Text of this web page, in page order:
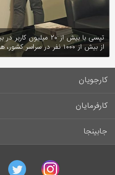
از بیش از ۱۰۰۰ نفر در سراسر کشور، هر روز در حال رشد و پیشرفته.
کارجویان
سوالات متداول کارجویان
لیست مشاغل
آگهی‌های استخدام
کارفرمایان
راهنمای ثبت آگهی استخدام
قوانین و مقررات کارفرمایان
جابینجا
instagram
twitter